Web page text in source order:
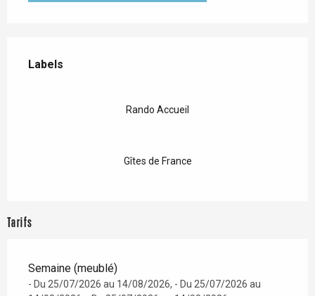
Labels
Labels
Rando Accueil
Gîtes de France
Tarifs
Semaine (meublé)
- Du 25/07/2026 au 14/08/2026, - Du 25/07/2026 au